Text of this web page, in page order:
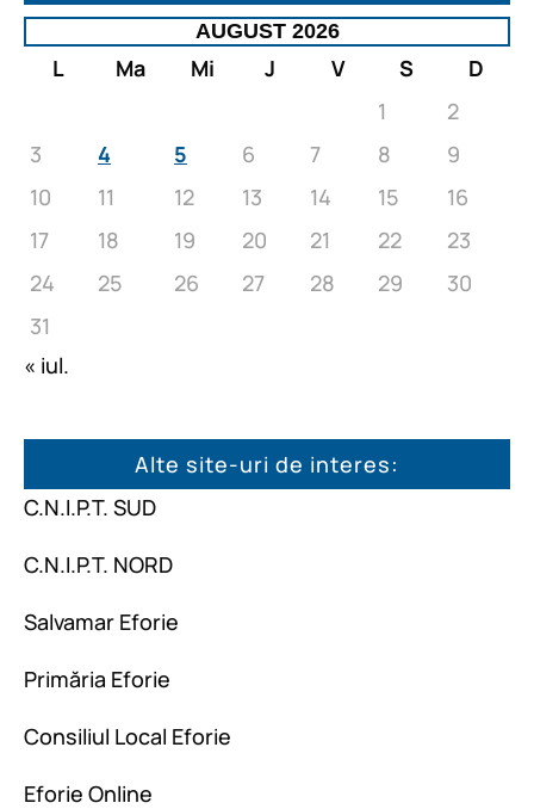
AUGUST 2026
L Ma Mi J V S
D
1
2
3
4 5 6 7 8
9
10
11 12 13 14 15
16
17
18 19 20 21 22
23
24
25 26 27 28 29
30
31
« iul.
Alte site-uri de interes:
C.N.I.P.T. SUD
C.N.I.P.T. NORD
Salvamar Eforie
Primăria Eforie
Consiliul Local Eforie
Eforie Online